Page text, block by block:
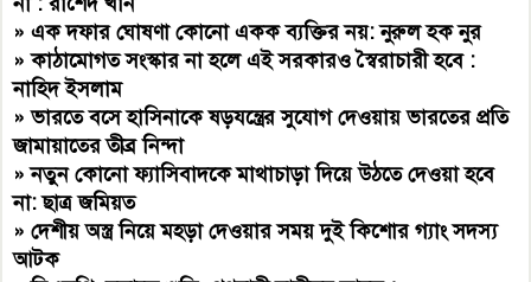
»এক দফার ঘোষণা কোনো একক ব্যক্তির নয়: নুরুল হক নুর
»কাঠামোগত সংস্কার না হলে এই সরকারও স্বৈরাচারী হবে :
নাহিদ ইসলাম
»ভারতে বসে হাসিনাকে ষড়যন্ত্রের সুযোগ দেওয়ায় ভারতের প্রতি
জামায়াতের তীব্র নিন্দা
»নতুন কোনো ফ্যাসিবাদকে মাথাচাড়া দিয়ে উঠতে দেওয়া হবে
না: ছাত্র জমিয়ত
»দেশীয় অস্ত্র নিয়ে মহড়া দেওয়ার সময় দুই কিশোর গ্যাং সদস্য
আটক